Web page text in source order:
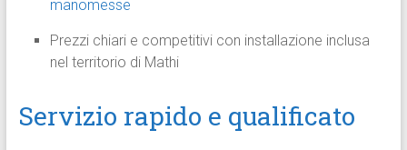
manomesse
Prezzi chiari e competitivi con installazione inclusa
nel territorio di Mathi
Servizio rapido e qualificato